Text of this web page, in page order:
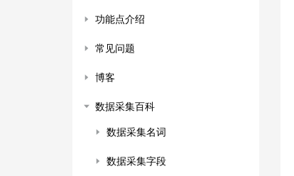
功能点介绍
常见问题
博客
数据采集百科
数据采集名词
数据采集字段